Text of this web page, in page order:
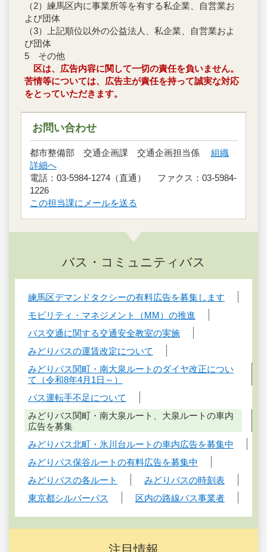
（2）練馬区内に事業所等を有する私企業、自営業お
よび団体
（3）上記順位以外の公益法人、私企業、自営業およ
び団体
5 その他
区は、広告内容に関して一切の責任を負いません。
苦情等については、広告主が責任を持って誠実な対応
をとっていただきます。
お問い合わせ
都市整備部 交通企画課 交通企画担当係 組織
詳細へ
電話：03-5984-1274（直通） ファクス：03-5984-
1226
この担当課にメールを送る
バス・コミュニティバス
練馬区デマンドタクシーの有料広告を募集します
モビリティ・マネジメント（MM）の推進
バス交通に関する交通安全教室の実施
みどりバスの運賃改定について
みどりバス関町・南大泉ルートのダイヤ改正につい
て（令和8年4月1日～）
バス運転手不足について
みどりバス関町・南大泉ルート、大泉ルートの車内
広告を募集
みどりバス北町・氷川台ルートの車内広告を募集中
みどりバス保谷ルートの有料広告を募集中
みどりバスの各ルート
みどりバスの時刻表
東京都シルバーパス
区内の路線バス事業者
注目情報